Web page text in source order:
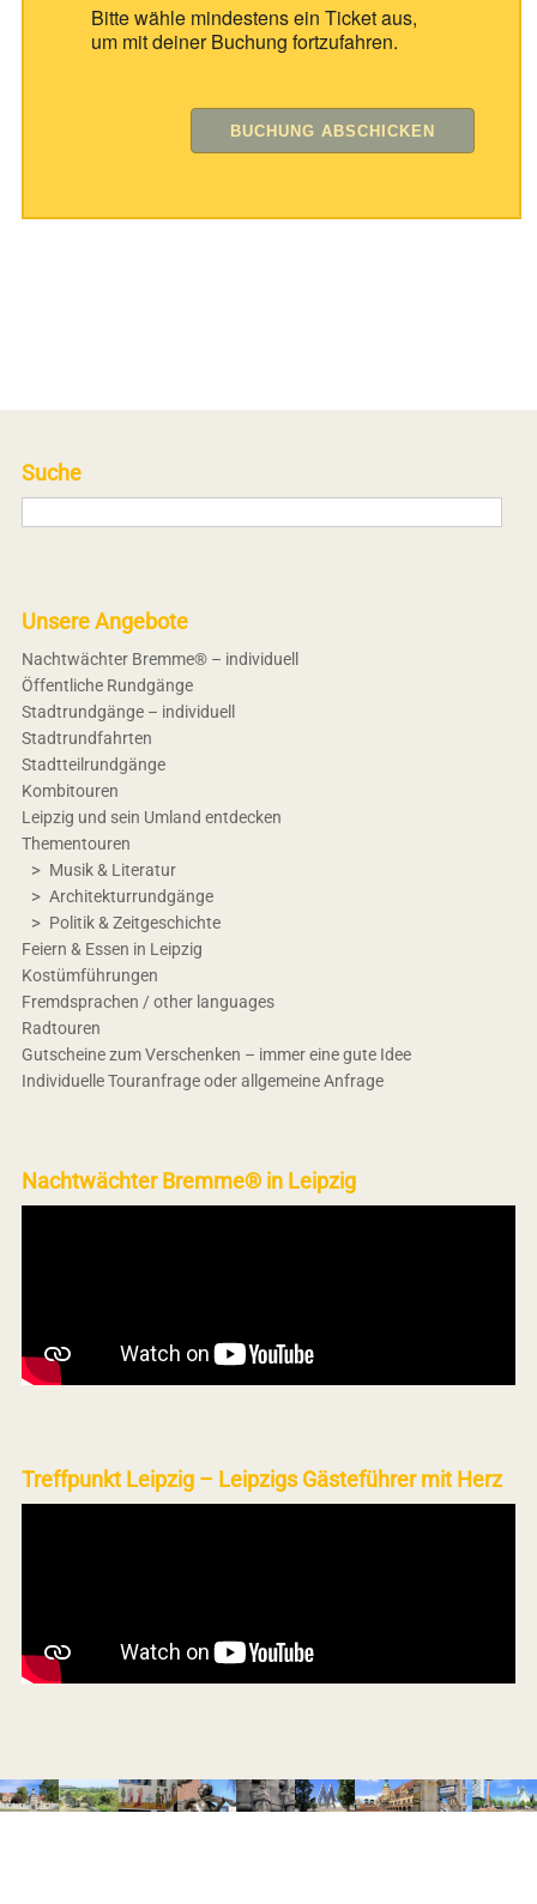
Bitte wähle mindestens ein Ticket aus,
um mit deiner Buchung fortzufahren.
Suche
Unsere Angebote
Nachtwächter Bremme® – individuell
Öffentliche Rundgänge
Stadtrundgänge – individuell
Stadtrundfahrten
Stadtteilrundgänge
Kombitouren
Leipzig und sein Umland entdecken
Thementouren
Musik & Literatur
Architekturrundgänge
Politik & Zeitgeschichte
Feiern & Essen in Leipzig
Kostümführungen
Fremdsprachen / other languages
Radtouren
Gutscheine zum Verschenken – immer eine gute Idee
Individuelle Touranfrage oder allgemeine Anfrage
Nachtwächter Bremme® in Leipzig
Treffpunkt Leipzig – Leipzigs Gästeführer mit Herz